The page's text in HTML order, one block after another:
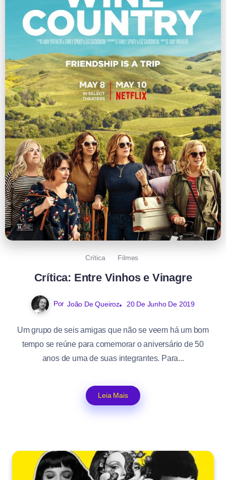
Crítica Filmes
Crítica: Entre Vinhos e Vinagre
Por João De Queiroz 20 De Junho De 2019
Um grupo de seis amigas que não se veem há um bom
tempo se reúne para comemorar o aniversário de 50
anos de uma de suas integrantes. Para...
Leia Mais